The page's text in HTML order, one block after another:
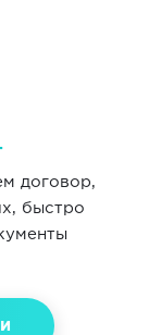
договор,
быстро